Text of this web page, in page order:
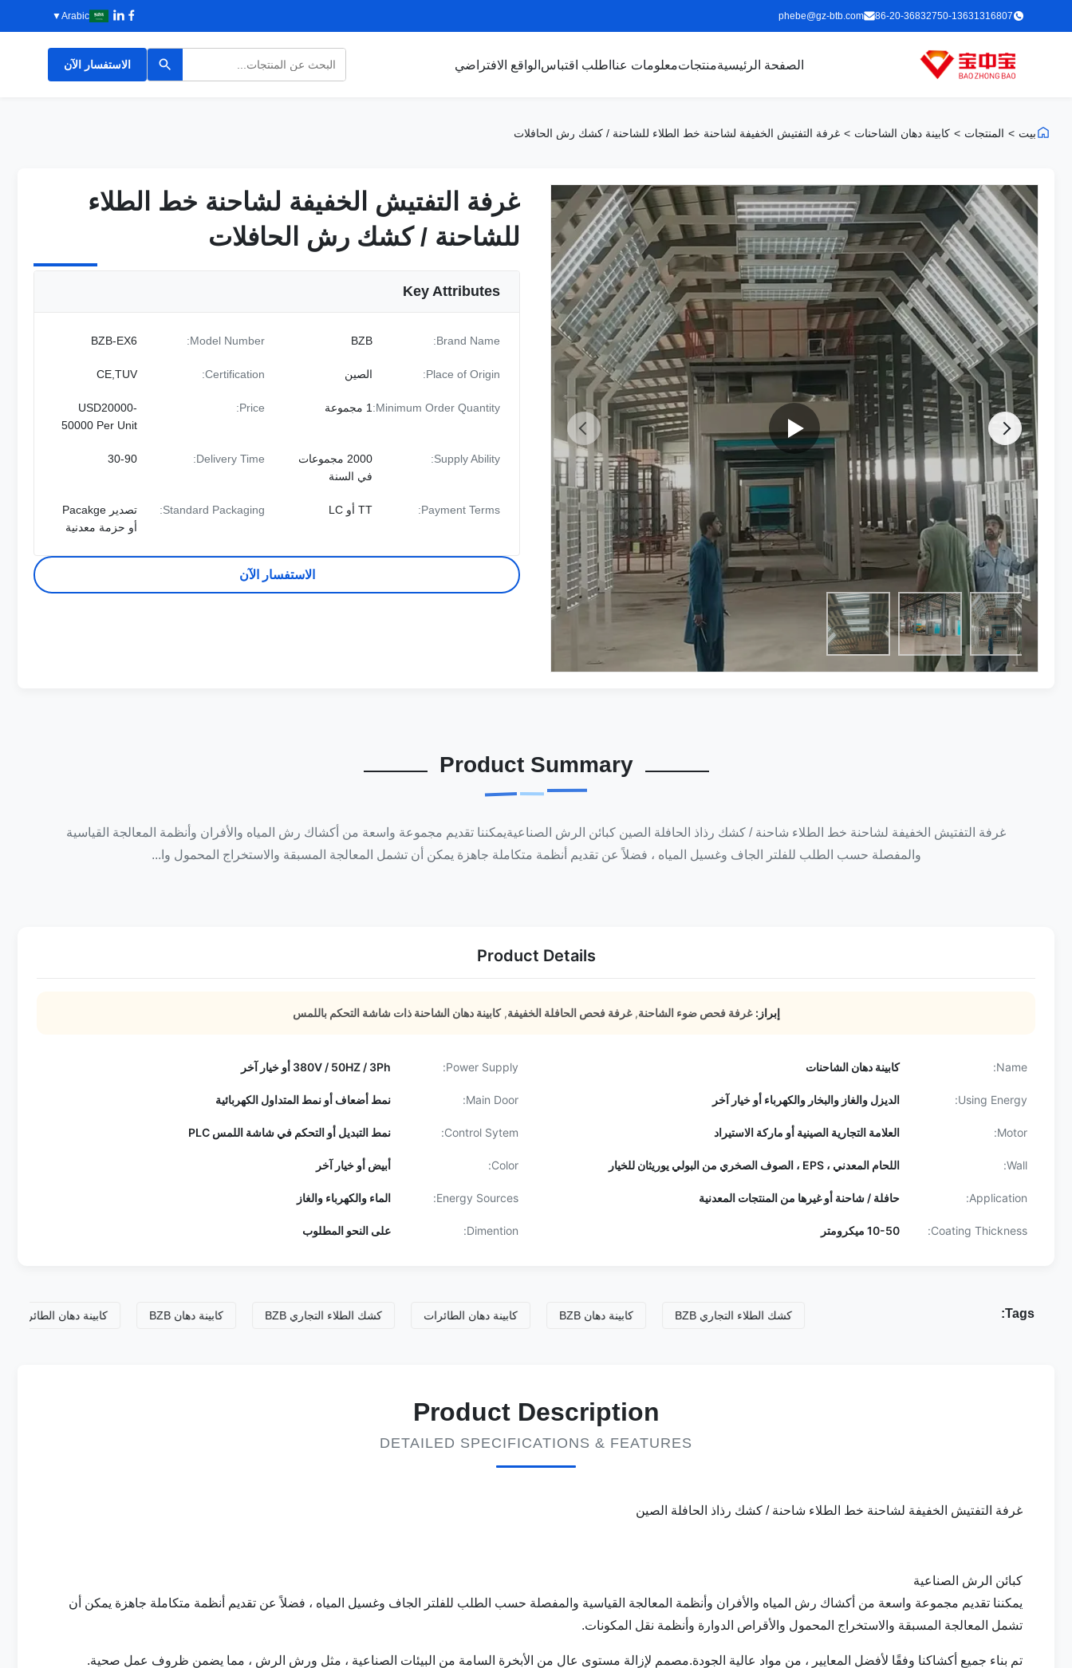
86-20-36832750-13631316807
phebe@gz-btb.com
Arabic
▼
الصفحة الرئيسيةمنتجاتمعلومات عنا اطلب اقتباس الواقع الافتراضي الاستفسار الآن
بيت > المنتجات > كابينة دهان الشاحنات > غرفة التفتيش الخفيفة لشاحنة خط الطلاء للشاحنة / كشك رش الحافلات
غرفة التفتيش الخفيفة لشاحنة خط الطلاء
للشاحنة / كشك رش الحافلات
غرفة التفتيش الخفيفة لشاحنة خط الطلاء
للشاحنة / كشك رش الحافلات
Key Attributes
Brand Name:
BZB
Model Number:
BZB-EX6
Place of Origin: الصين Certification:
CE,TUV
Minimum Order Quantity: 1 مجموعة Price:
USD20000-
50000 Per Unit
Supply Ability:
2000 مجموعات
في السنة
Delivery Time:
30-90
Payment Terms: TT أو LC Standard Packaging:
تصدير Pacakge
أو حزمة معدنية
الاستفسار الآن
Product Summary
غرفة التفتيش الخفيفة لشاحنة خط الطلاء شاحنة / كشك رذاذ الحافلة الصين كبائن الرش الصناعيةيمكننا تقديم مجموعة واسعة من أكشاك رش المياه والأفران وأنظمة المعالجة القياسية
والمفصلة حسب الطلب للفلتر الجاف وغسيل المياه ، فضلاً عن تقديم أنظمة متكاملة جاهزة يمكن أن تشمل المعالجة المسبقة والاستخراج المحمول وا...
Product Details
إبراز: غرفة فحص ضوء الشاحنة,غرفة فحص الحافلة الخفيفة,كابينة دهان الشاحنة ذات شاشة التحكم باللمس
Name: كابينة دهان الشاحنات Power Supply: 380V / 50HZ / 3Ph أو خيار آخر
Using Energy: الديزل والغاز والبخار والكهرباء أو خيار آخر Main Door: نمط أضعاف أو نمط المتداول الكهربائية
Motor: العلامة التجارية الصينية أو ماركة الاستيراد Control Sytem: نمط التبديل أو التحكم في شاشة اللمس PLC
Wall: اللحام المعدني ، EPS ، الصوف الصخري من البولي يوريثان للخيار Color: أبيض أو خيار آخر
Application: حافلة / شاحنة أو غيرها من المنتجات المعدنية Energy Sources: الماء والكهرباء والغاز
Coating Thickness: 10-50 ميكرومتر Dimention: على النحو المطلوب
Tags: كشك الطلاء التجاري BZB كابينة دهان BZB كابينة دهان الطائرات كشك الطلاء التجاري BZB كابينة دهان BZB كابينة دهان
Product Description
DETAILED SPECIFICATIONS & FEATURES
غرفة التفتيش الخفيفة لشاحنة خط الطلاء شاحنة / كشك رذاذ الحافلة الصين
كبائن الرش الصناعية
يمكننا تقديم مجموعة واسعة من أكشاك رش المياه والأفران وأنظمة المعالجة القياسية والمفصلة حسب الطلب للفلتر الجاف وغسيل المياه ، فضلاً عن تقديم أنظمة متكاملة جاهزة يمكن أن
تشمل المعالجة المسبقة والاستخراج المحمول والأقراص الدوارة وأنظمة نقل المكونات.
تم بناء جميع أكشاكنا وفقًا لأفضل المعايير ، من مواد عالية الجودة.مصمم لإزالة مستوى عالٍ من الأبخرة السامة من البيئات الصناعية ، مثل ورش الرش ، مما يضمن ظروف عمل صحية.